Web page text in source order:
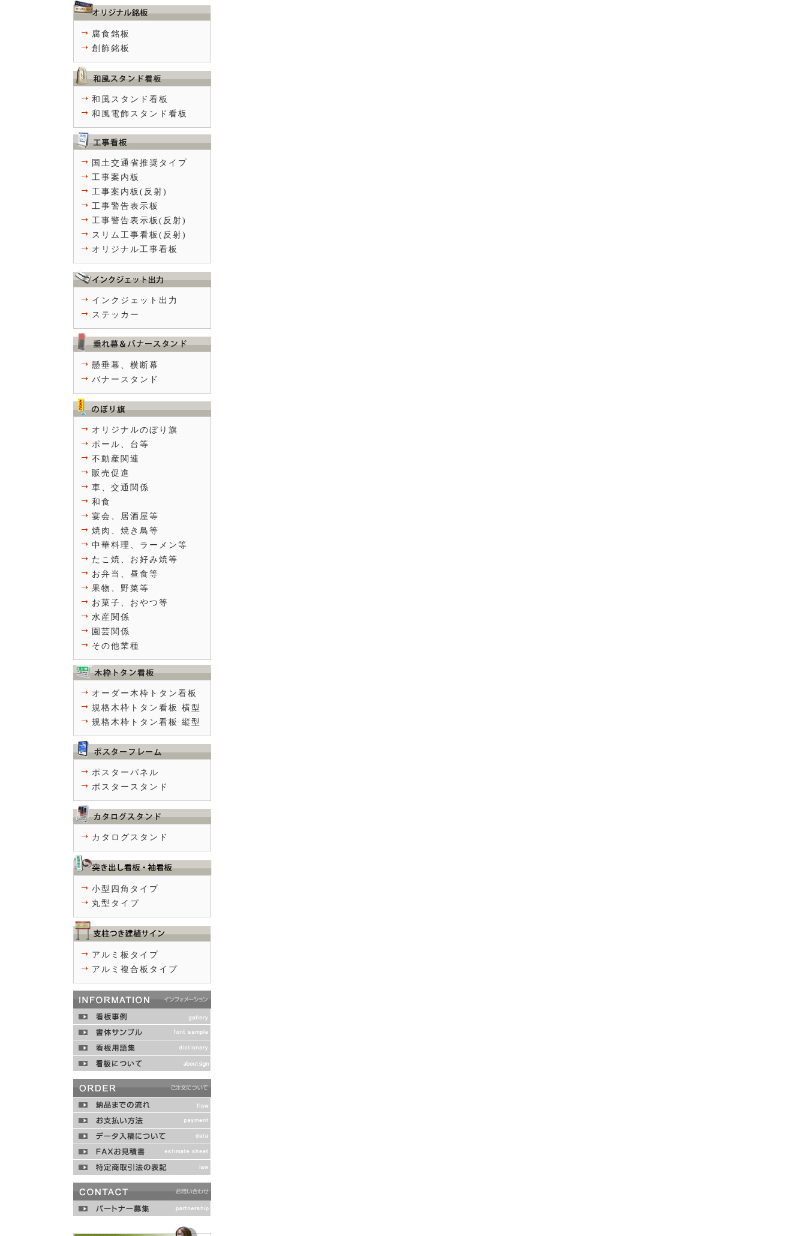
腐食銘板
創飾銘板
和風スタンド看板
和風電飾スタンド看板
国土交通省推奨タイプ
工事案内板
工事案内板(反射)
工事警告表示板
工事警告表示板(反射)
スリム工事看板(反射)
オリジナル工事看板
インクジェット出力
ステッカー
懸垂幕、横断幕
バナースタンド
オリジナルのぼり旗
ポール、台等
不動産関連
販売促進
車、交通関係
和食
宴会、居酒屋等
焼肉、焼き鳥等
中華料理、ラーメン等
たこ焼、お好み焼等
お弁当、昼食等
果物、野菜等
お菓子、おやつ等
水産関係
園芸関係
その他業種
オーダー木枠トタン看板
規格木枠トタン看板 横型
規格木枠トタン看板 縦型
ポスターパネル
ポスタースタンド
カタログスタンド
小型四角タイプ
丸型タイプ
アルミ板タイプ
アルミ複合板タイプ